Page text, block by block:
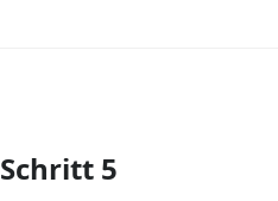
Kommentar hinzufügen
Schritt 5